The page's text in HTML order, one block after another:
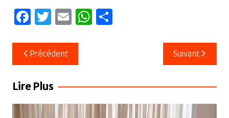
F
c
e
b
T
itt
er
E
ail
W
A
P
er
Navigation
de
l’article
Précédent Suivant
Lire Plus